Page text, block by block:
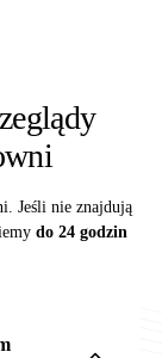
Jeśli nie znajdują
do 24 godzin